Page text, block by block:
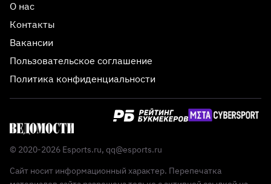
О нас
Контакты
Вакансии
Пользовательское соглашение
Политика конфиденциальности
© 2020-2026 Esports.ru, qq@esports.ru
Сайт носит информационный характер. Перепечатка